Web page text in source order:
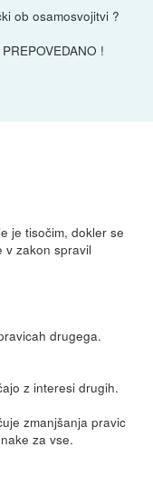
ob osamosvojitvi ?
!
je tisočim, dokler se
v zakon spravil
drugega.
z interesi drugih.
zmanjšanja pravic
za vse.